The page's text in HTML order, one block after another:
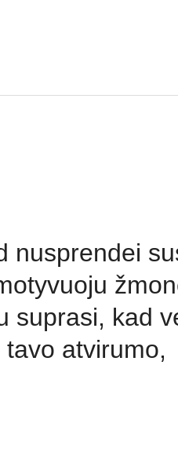
nusprendei
suprasi, kad
atvirumo,